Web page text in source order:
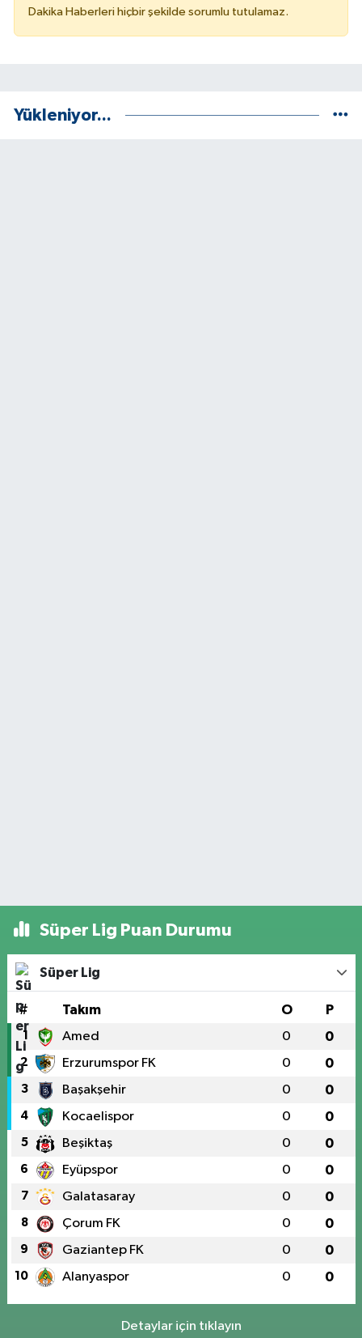
Dakika Haberleri hiçbir şekilde sorumlu tutulamaz.
Yükleniyor...
Süper Lig Puan Durumu
Süper Lig
# Takım O P
1 Amed 0 0
2 Erzurumspor FK 0 0
3 Başakşehir 0 0
4 Kocaelispor 0 0
5 Beşiktaş 0 0
6 Eyüpspor 0 0
7 Galatasaray 0 0
8 Çorum FK 0 0
9 Gaziantep FK 0 0
10 Alanyaspor 0 0
Detaylar için tıklayın